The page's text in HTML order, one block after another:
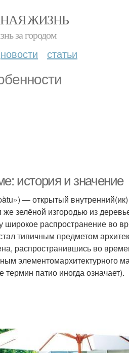
ЖИЗНЬ
за городом
новости статьи
история и значение
— открытый
зелёной изгородью из
широкое распространение во
типичным предметом
распространившись во
элементомархитектурного
термин патио иногда означает).